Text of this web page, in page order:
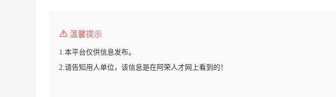
温馨提示
1.本平台仅供信息发布。
2.请告知用人单位，该信息是在阿荣人才网上看到的！